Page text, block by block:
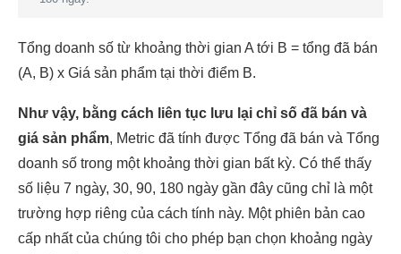
Tổng doanh số từ khoảng thời gian A tới B = tổng đã bán
(A, B) x Giá sản phẩm tại thời điểm B.
Như vậy, bằng cách liên tục lưu lại chỉ số đã bán và
giá sản phẩm, Metric đã tính được Tổng đã bán và Tổng
doanh số trong một khoảng thời gian bất kỳ. Có thể thấy
số liệu 7 ngày, 30, 90, 180 ngày gần đây cũng chỉ là một
trường hợp riêng của cách tính này. Một phiên bản cao
cấp nhất của chúng tôi cho phép bạn chọn khoảng ngày